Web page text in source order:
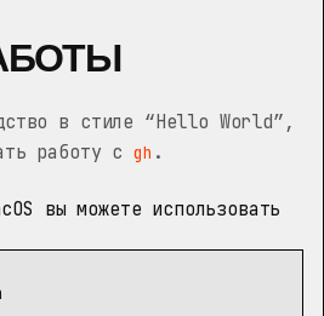
в стиле “Hello World”,
работу сgh .
вы можете использовать